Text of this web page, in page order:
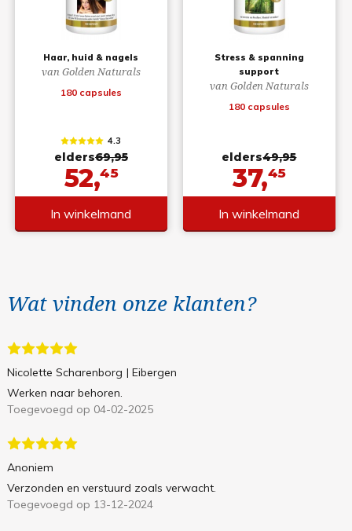
Haar, huid & nagels
van Golden Naturals
180 capsules
4.3
elders69,95
52,45
In winkelmand
Stress & spanning
support
van Golden Naturals
180 capsules
elders49,95
37,45
In winkelmand
Wat vinden onze klanten?
Nicolette Scharenborg | Eibergen
Werken naar behoren.
Toegevoegd op 04-02-2025
Anoniem
Verzonden en verstuurd zoals verwacht.
Toegevoegd op 13-12-2024